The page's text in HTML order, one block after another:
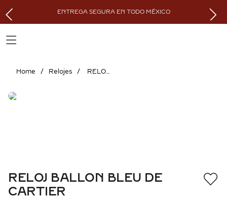
ENTREGA SEGURA EN TODO MÉXICO
Relojes RELOJ BALLON BLEU DE CARTIER
RELOJ BALLON BLEU DE
CARTIER